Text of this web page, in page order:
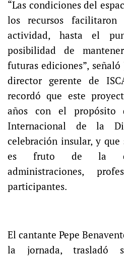
“Las condiciones del
los recursos
actividad, hasta el
posibilidad de
futuras ediciones”, señaló
director gerente de
recordó que este
años con el propósito
Internacional de la
celebración insular, y
es fruto de la
administraciones,
participantes.
El cantante Pepe
la jornada, trasladó